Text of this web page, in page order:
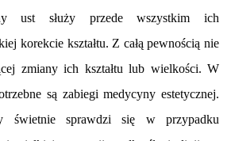
ust służy przede wszystkim ich
korekcie kształtu. Z całą pewnością nie
zmiany ich kształtu lub wielkości. W
są zabiegi medycyny estetycznej.
świetnie sprawdzi się w przypadku